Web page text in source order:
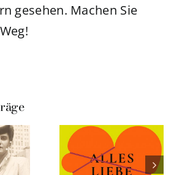
gesehen. Machen Sie